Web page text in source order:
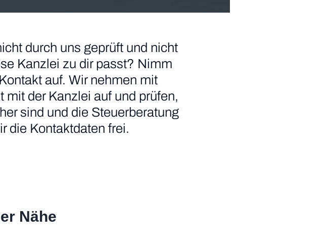
durch uns geprüft und nicht
Kanzlei zu dir passt? Nimm
auf. Wir nehmen mit
der Kanzlei auf und prüfen,
sind und die Steuerberatung
die Kontaktdaten frei.
Nähe